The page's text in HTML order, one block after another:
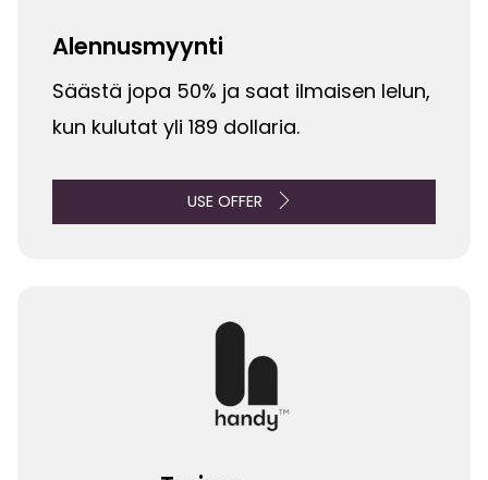
Alennusmyynti
Säästä jopa 50% ja saat ilmaisen lelun,
kun kulutat yli 189 dollaria.
USE OFFER